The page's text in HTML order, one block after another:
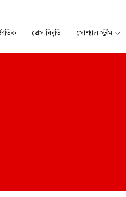
প্রেস বিবৃতি সোশ্যাল স্ট্রীম